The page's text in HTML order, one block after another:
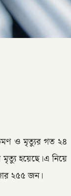
ও মৃত্যুর গত ২৪
হয়েছে।এ নিয়ে
২৫৫ জন।